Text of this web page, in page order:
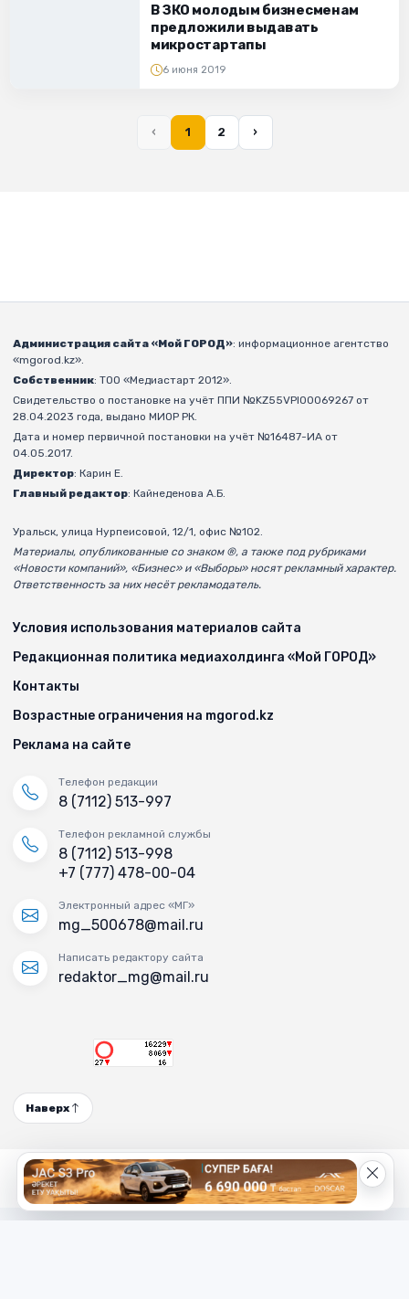
В ЗКО молодым бизнесменам
предложили выдавать
микростартапы
6 июня 2019
‹ 1 2 ›
Администрация сайта «Мой ГОРОД»: информационное агентство
«mgorod.kz».
Собственник: ТОО «Медиастарт 2012».
Свидетельство о постановке на учёт ППИ №KZ55VPI00069267 от
28.04.2023 года, выдано МИОР РК.
Дата и номер первичной постановки на учёт №16487-ИА от
04.05.2017.
Директор: Карин Е.
Главный редактор: Кайнеденова А.Б.
Уральск, улица Нурпеисовой, 12/1, офис №102.
Материалы, опубликованные со знаком ®, а также под рубриками
«Новости компаний», «Бизнес» и «Выборы» носят рекламный характер.
Ответственность за них несёт рекламодатель.
Условия использования материалов сайта
Редакционная политика медиахолдинга «Мой ГОРОД»
Контакты
Возрастные ограничения на mgorod.kz
Реклама на сайте
Телефон редакции
8 (7112) 513-997
Телефон рекламной службы
8 (7112) 513-998
+7 (777) 478-00-04
Электронный адрес «МГ»
mg_500678@mail.ru
Написать редактору сайта
redaktor_mg@mail.ru
Наверх